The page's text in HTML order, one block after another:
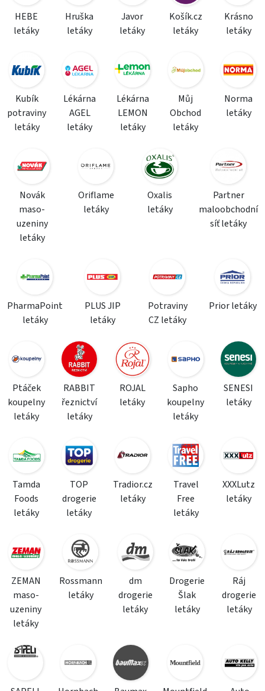
HEBE
letáky
Hruška
letáky
Javor
letáky
Košík.cz
letáky
Krásno
letáky
Kubík
potraviny
letáky
Lékárna
AGEL
letáky
Lékárna
LEMON
letáky
Můj
Obchod
letáky
Norma
letáky
Novák
maso-
uzeniny
letáky
Oriflame
letáky
Oxalis
letáky
Partner
maloobchodní
síť letáky
PharmaPoint
letáky
PLUS JIP
letáky
Potraviny
CZ letáky
Prior letáky
Ptáček
koupelny
letáky
RABBIT
řeznictví
letáky
ROJAL
letáky
Sapho
koupelny
letáky
SENESI
letáky
Tamda
Foods
letáky
TOP
drogerie
letáky
Tradior.cz
letáky
Travel
Free
letáky
XXXLutz
letáky
ZEMAN
maso-
uzeniny
letáky
Rossmann
letáky
dm
drogerie
letáky
Drogerie
Šlak
letáky
Ráj
drogerie
letáky